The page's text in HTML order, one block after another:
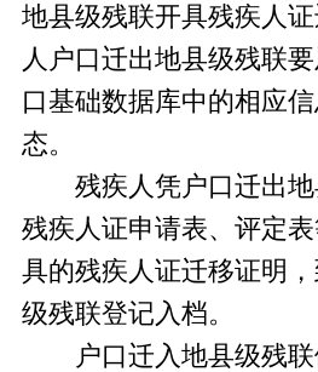
地县级残联开具残疾人
人户口迁出地县级残联
口基础数据库中的相应
态。
残疾人凭户口迁出地
残疾人证申请表、评定
具的残疾人证迁移证明
级残联登记入档。
户口迁入地县级残联